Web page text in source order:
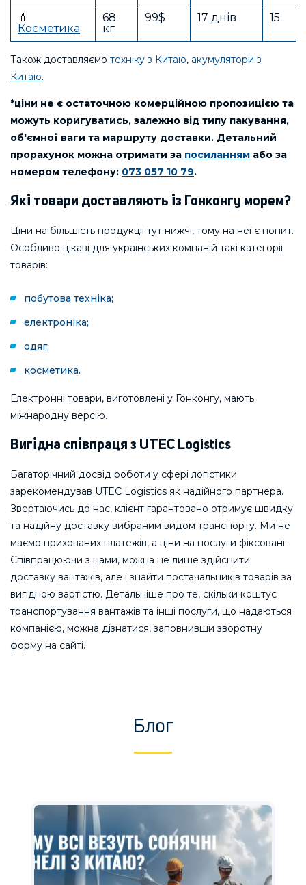
💄
Косметика
68
кг
99$ 17 днів 15
Також доставляємо техніку з Китаю, акумулятори з
Китаю.
*ціни не є остаточною комерційною пропозицією та
можуть коригуватись, залежно від типу пакування,
об'ємної ваги та маршруту доставки. Детальний
прорахунок можна отримати за посиланням або за
номером телефону: 073 057 10 79.
Які товари доставляють із Гонконгу морем?
Ціни на більшість продукції тут нижчі, тому на неї є попит.
Особливо цікаві для українських компаній такі категорії
товарів:
побутова техніка;
електроніка;
одяг;
косметика.
Електронні товари, виготовлені у Гонконгу, мають
міжнародну версію.
Вигідна співпраця з UTEC Logistics
Багаторічний досвід роботи у сфері логістики
зарекомендував UTEC Logistics як надійного партнера.
Звертаючись до нас, клієнт гарантовано отримує швидку
та надійну доставку вибраним видом транспорту. Ми не
маємо прихованих платежів, а ціни на послуги фіксовані.
Співпрацюючи з нами, можна не лише здійснити
доставку вантажів, але і знайти постачальників товарів за
вигідною вартістю. Детальніше про те, скільки коштує
транспортування вантажів та інші послуги, що надаються
компанією, можна дізнатися, заповнивши зворотну
форму на сайті.
Блог